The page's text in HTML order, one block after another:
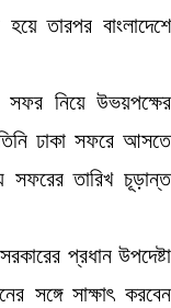
তারপর বাংলাদেশে
সফর নিয়ে উভয়পক্ষের
ঢাকা সফরে আসতে
সফরের তারিখ চূড়ান্ত
প্রধান উপদেষ্টা
সঙ্গে সাক্ষাৎ করবেন